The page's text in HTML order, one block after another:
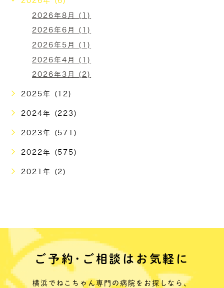
2026年8月 (1)
2026年6月 (1)
2026年5月 (1)
2026年4月 (1)
2026年3月 (2)
2025年 (12)
2024年 (223)
2023年 (571)
2022年 (575)
2021年 (2)
ご予約･ご相談はお気軽に
横浜でねこちゃん専門の病院をお探しなら、